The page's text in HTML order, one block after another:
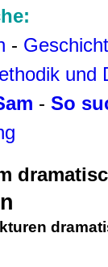
-
und
- So